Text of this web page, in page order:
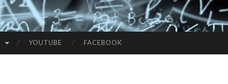
YOUTUBE FACEBOOK